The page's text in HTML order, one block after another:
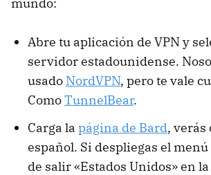
Abre tu aplicación de VPN y
servidor estadounidense.
usado NordVPN, pero te vale
ComoTunnelBear.
Carga la página de Bard, verás
español. Si despliegas el
de salir «Estados Unidos» en